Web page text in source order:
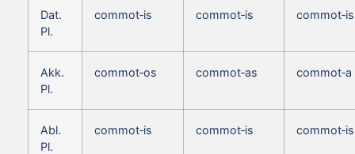
Dat.
Pl.
commot‑is commot‑is commot‑is
Akk.
Pl.
commot‑os commot‑as commot‑a
Abl.
Pl.
commot‑is commot‑is commot‑is